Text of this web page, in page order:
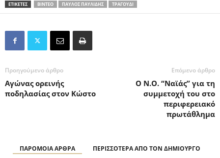
ΕΤΙΚΕΤΕΣ ΒΙΝΤΕΟ ΠΑΥΛΟΣ ΠΑΥΛΙΔΗΣ ΤΡΑΓΟΥΔΙ
Προηγούμενο άρθρο
Αγώνας ορεινής
ποδηλασίας στον Κώστο
Επόμενο άρθρο
O N.O. “Ναϊάς” για τη
συμμετοχή του στο
περιφερειακό
πρωτάθλημα
ΠΑΡΟΜΟΙΑ ΑΡΘΡΑ ΠΕΡΙΣΣΟΤΕΡΑ ΑΠΟ ΤΟΝ ΔΗΜΙΟΥΡΓΟ